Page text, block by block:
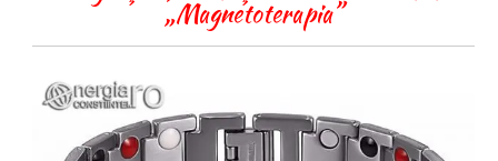
„Magnetoterapia”